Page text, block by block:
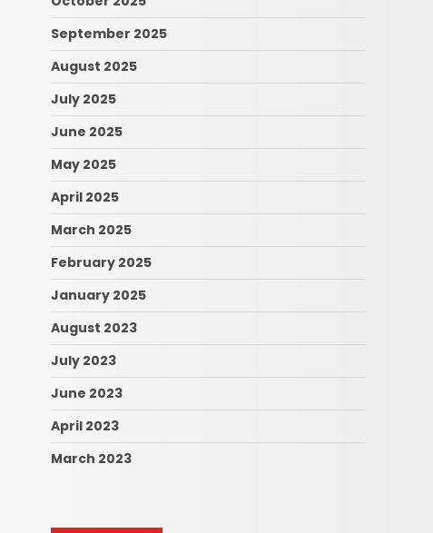
September 2025
August 2025
July 2025
June 2025
May 2025
April 2025
March 2025
February 2025
January 2025
August 2023
July 2023
June 2023
April 2023
March 2023